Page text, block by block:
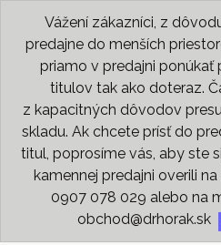
Vážení zákazníci, z
predajne do menších
priamo v predajni ponúkať
titulov tak ako doteraz.
z kapacitných dôvodov
skladu. Ak chcete prísť do
titul, poprosíme vás, aby ste
kamennej predajni overili
0907 078 029 alebo na
obchod@drhorak.sk